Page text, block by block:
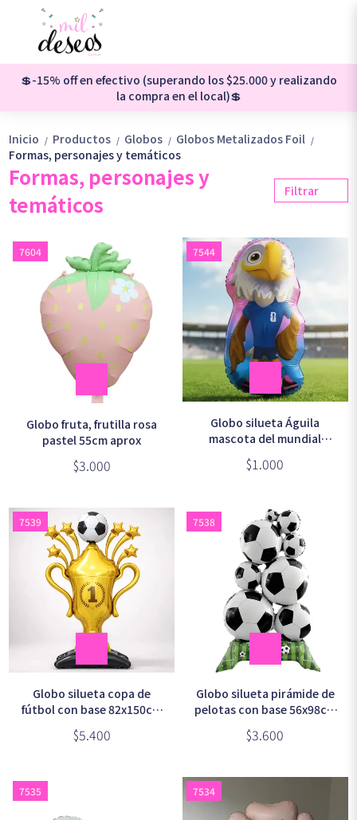
💲-15% off en efectivo (superando los $25.000 y realizando
la compra en el local)💲
Inicio / Productos / Globos / Globos Metalizados Foil /
Formas, personajes y temáticos
Formas, personajes y
temáticos
Filtrar
7604
Globo fruta, frutilla rosa
pastel 55cm aprox
$3.000
7544
Globo silueta Águila
mascota del mundial
$1.000
7539
Globo silueta copa de
fútbol con base 82x150cm
$5.400
7538
Globo silueta pirámide de
pelotas con base 56x98cm
aprox.
$3.600
7535 7534